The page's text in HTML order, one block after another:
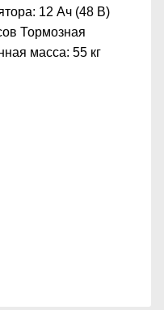
12 Ач (48 В)
Тормозная
масса: 55 кг